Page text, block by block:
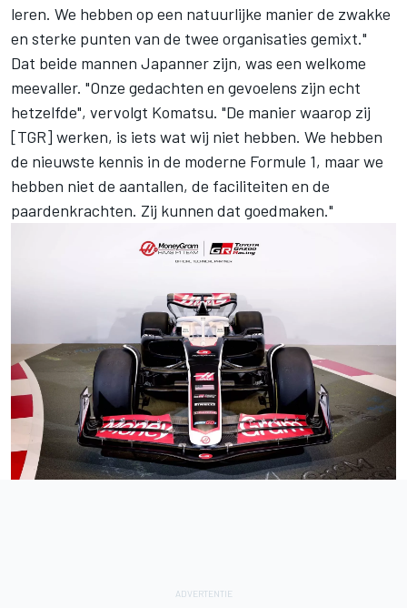
leren. We hebben op een natuurlijke manier de zwakke
en sterke punten van de twee organisaties gemixt."
Dat beide mannen Japanner zijn, was een welkome
meevaller. "Onze gedachten en gevoelens zijn echt
hetzelfde", vervolgt Komatsu. "De manier waarop zij
[TGR] werken, is iets wat wij niet hebben. We hebben
de nieuwste kennis in de moderne Formule 1, maar we
hebben niet de aantallen, de faciliteiten en de
paardenkrachten. Zij kunnen dat goedmaken."